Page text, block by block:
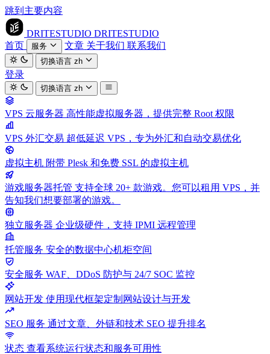
跳到主要内容
DRITESTUDIO DRITESTUDIO
首页
服务 文章 关于我们 联系我们
切换语言zh
登录
切换语言zh
VPS 云服务器 高性能虚拟服务器，提供完整 Root 权限
VPS 外汇交易 超低延迟 VPS，专为外汇和自动交易优化
虚拟主机 附带 Plesk 和免费 SSL 的虚拟主机
游戏服务器托管 支持全球 20+ 款游戏。您可以租用 VPS，并
告知我们想要部署的游戏。
独立服务器 企业级硬件，支持 IPMI 远程管理
托管服务 安全的数据中心机柜空间
安全服务 WAF、DDoS 防护与 24/7 SOC 监控
网站开发 使用现代框架定制网站设计与开发
SEO 服务 通过文章、外链和技术 SEO 提升排名
状态 查看系统运行状态和服务可用性